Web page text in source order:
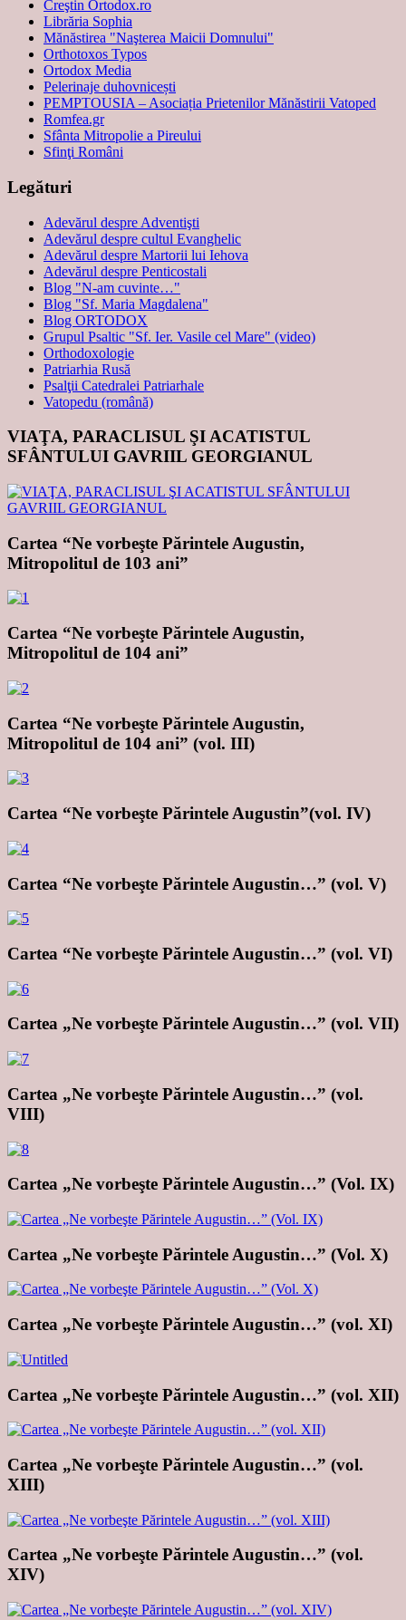
Creştin Ortodox.ro
Librăria Sophia
Mănăstirea "Naşterea Maicii Domnului"
Orthotoxos Typos
Ortodox Media
Pelerinaje duhovnicești
PEMPTOUSIA – Asociația Prietenilor Mănăstirii Vatoped
Romfea.gr
Sfânta Mitropolie a Pireului
Sfinţi Români
Legături
Adevărul despre Adventişti
Adevărul despre cultul Evanghelic
Adevărul despre Martorii lui Iehova
Adevărul despre Penticostali
Blog "N-am cuvinte…"
Blog "Sf. Maria Magdalena"
Blog ORTODOX
Grupul Psaltic "Sf. Ier. Vasile cel Mare" (video)
Orthodoxologie
Patriarhia Rusă
Psalţii Catedralei Patriarhale
Vatopedu (română)
VIAŢA, PARACLISUL ŞI ACATISTUL
SFÂNTULUI GAVRIIL GEORGIANUL
Cartea “Ne vorbeşte Părintele Augustin,
Mitropolitul de 103 ani”
Cartea “Ne vorbeşte Părintele Augustin,
Mitropolitul de 104 ani”
Cartea “Ne vorbeşte Părintele Augustin,
Mitropolitul de 104 ani” (vol. III)
Cartea “Ne vorbeşte Părintele Augustin”(vol. IV)
Cartea “Ne vorbeşte Părintele Augustin…” (vol. V)
Cartea “Ne vorbeşte Părintele Augustin…” (vol. VI)
Cartea „Ne vorbeşte Părintele Augustin…” (vol. VII)
Cartea „Ne vorbeşte Părintele Augustin…” (vol.
VIII)
Cartea „Ne vorbeşte Părintele Augustin…” (Vol. IX)
Cartea „Ne vorbeşte Părintele Augustin…” (Vol. X)
Cartea „Ne vorbeşte Părintele Augustin…” (vol. XI)
Cartea „Ne vorbeşte Părintele Augustin…” (vol. XII)
Cartea „Ne vorbeşte Părintele Augustin…” (vol.
XIII)
Cartea „Ne vorbeşte Părintele Augustin…” (vol.
XIV)